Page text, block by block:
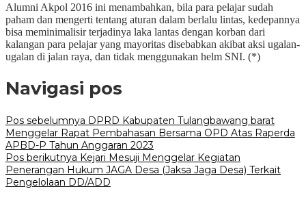
Alumni Akpol 2016 ini menambahkan, bila para pelajar sudah
paham dan mengerti tentang aturan dalam berlalu lintas, kedepannya
bisa meminimalisir terjadinya laka lantas dengan korban dari
kalangan para pelajar yang mayoritas disebabkan akibat aksi ugalan-
ugalan di jalan raya, dan tidak menggunakan helm SNI. (*)
Navigasi pos
Pos sebelumnya DPRD Kabupaten Tulangbawang barat
Menggelar Rapat Pembahasan Bersama OPD Atas Raperda
APBD-P Tahun Anggaran 2023
Pos berikutnya Kejari Mesuji Menggelar Kegiatan
Penerangan Hukum JAGA Desa (Jaksa Jaga Desa) Terkait
Pengelolaan DD/ADD